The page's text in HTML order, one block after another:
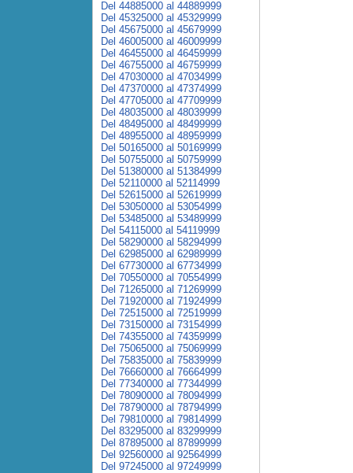
Del 44885000 al 44889999
Del 45325000 al 45329999
Del 45675000 al 45679999
Del 46005000 al 46009999
Del 46455000 al 46459999
Del 46755000 al 46759999
Del 47030000 al 47034999
Del 47370000 al 47374999
Del 47705000 al 47709999
Del 48035000 al 48039999
Del 48495000 al 48499999
Del 48955000 al 48959999
Del 50165000 al 50169999
Del 50755000 al 50759999
Del 51380000 al 51384999
Del 52110000 al 52114999
Del 52615000 al 52619999
Del 53050000 al 53054999
Del 53485000 al 53489999
Del 54115000 al 54119999
Del 58290000 al 58294999
Del 62985000 al 62989999
Del 67730000 al 67734999
Del 70550000 al 70554999
Del 71265000 al 71269999
Del 71920000 al 71924999
Del 72515000 al 72519999
Del 73150000 al 73154999
Del 74355000 al 74359999
Del 75065000 al 75069999
Del 75835000 al 75839999
Del 76660000 al 76664999
Del 77340000 al 77344999
Del 78090000 al 78094999
Del 78790000 al 78794999
Del 79810000 al 79814999
Del 83295000 al 83299999
Del 87895000 al 87899999
Del 92560000 al 92564999
Del 97245000 al 97249999